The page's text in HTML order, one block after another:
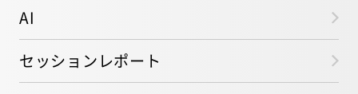
AI
セッションレポート